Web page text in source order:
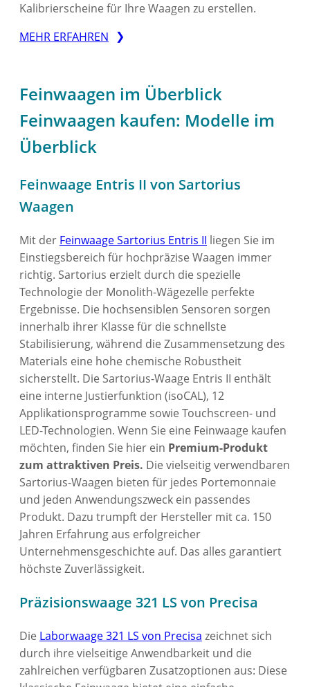
Kalibrierscheine für Ihre Waagen zu erstellen.
MEHR ERFAHREN
Feinwaagen im Überblick
Feinwaagen kaufen: Modelle im
Überblick
Feinwaage Entris II von Sartorius
Waagen
Mit der Feinwaage Sartorius Entris II liegen Sie im
Einstiegsbereich für hochpräzise Waagen immer
richtig. Sartorius erzielt durch die spezielle
Technologie der Monolith-Wägezelle perfekte
Ergebnisse. Die hochsensiblen Sensoren sorgen
innerhalb ihrer Klasse für die schnellste
Stabilisierung, während die Zusammensetzung des
Materials eine hohe chemische Robustheit
sicherstellt. Die Sartorius-Waage Entris II enthält
eine interne Justierfunktion (isoCAL), 12
Applikationsprogramme sowie Touchscreen- und
LED-Technologien. Wenn Sie eine Feinwaage kaufen
möchten, finden Sie hier ein Premium-Produkt
zum attraktiven Preis. Die vielseitig verwendbaren
Sartorius-Waagen bieten für jedes Portemonnaie
und jeden Anwendungszweck ein passendes
Produkt. Dazu trumpft der Hersteller mit ca. 150
Jahren Erfahrung aus erfolgreicher
Unternehmensgeschichte auf. Das alles garantiert
höchste Zuverlässigkeit.
Präzisionswaage 321 LS von Precisa
Die Laborwaage 321 LS von Precisa zeichnet sich
durch ihre vielseitige Anwendbarkeit und die
zahlreichen verfügbaren Zusatzoptionen aus: Diese